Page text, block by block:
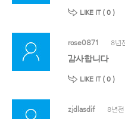
LIKE IT ( 0 )
rose0871 8년
감사합니다
LIKE IT ( 0 )
zjdlasdif 8년전